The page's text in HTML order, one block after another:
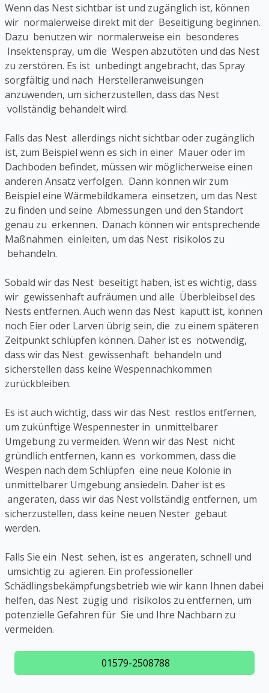
Wenn das Nest sichtbar ist und zugänglich ist, können
wir normalerweise direkt mit der Beseitigung beginnen.
Dazu benutzen wir normalerweise ein besonderes
Insektenspray, um die Wespen abzutöten und das Nest
zu zerstören. Es ist unbedingt angebracht, das Spray
sorgfältig und nach Herstelleranweisungen
anzuwenden, um sicherzustellen, dass das Nest
vollständig behandelt wird.
Falls das Nest allerdings nicht sichtbar oder zugänglich
ist, zum Beispiel wenn es sich in einer Mauer oder im
Dachboden befindet, müssen wir möglicherweise einen
anderen Ansatz verfolgen. Dann können wir zum
Beispiel eine Wärmebildkamera einsetzen, um das Nest
zu finden und seine Abmessungen und den Standort
genau zu erkennen. Danach können wir entsprechende
Maßnahmen einleiten, um das Nest risikolos zu
behandeln.
Sobald wir das Nest beseitigt haben, ist es wichtig, dass
wir gewissenhaft aufräumen und alle Überbleibsel des
Nests entfernen. Auch wenn das Nest kaputt ist, können
noch Eier oder Larven übrig sein, die zu einem späteren
Zeitpunkt schlüpfen können. Daher ist es notwendig,
dass wir das Nest gewissenhaft behandeln und
sicherstellen dass keine Wespennachkommen
zurückbleiben.
Es ist auch wichtig, dass wir das Nest restlos entfernen,
um zukünftige Wespennester in unmittelbarer
Umgebung zu vermeiden. Wenn wir das Nest nicht
gründlich entfernen, kann es vorkommen, dass die
Wespen nach dem Schlüpfen eine neue Kolonie in
unmittelbarer Umgebung ansiedeln. Daher ist es
angeraten, dass wir das Nest vollständig entfernen, um
sicherzustellen, dass keine neuen Nester gebaut
werden.
Falls Sie ein Nest sehen, ist es angeraten, schnell und
umsichtig zu agieren. Ein professioneller
Schädlingsbekämpfungsbetrieb wie wir kann Ihnen dabei
helfen, das Nest zügig und risikolos zu entfernen, um
potenzielle Gefahren für Sie und Ihre Nachbarn zu
vermeiden.
01579-2508788